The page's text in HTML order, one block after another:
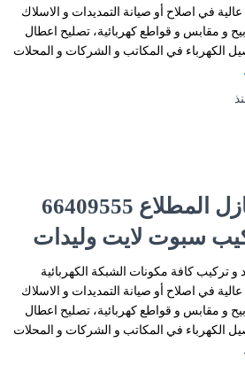
عالية في اصلاح أو صيانة التمديدات و الاسلاك
و مقابس و قواطع كهربائية، تصليح اعطال
الكهرباء في المكاتب و الشركات و المحلات
فني كهربائي منازل المطلاع 66409555
سبوت لايت وليدات
و تركيب كافة مكونات الشبكة الكهربائية
عالية في اصلاح أو صيانة التمديدات و الاسلاك
و مقابس و قواطع كهربائية، تصليح اعطال
الكهرباء في المكاتب و الشركات و المحلات